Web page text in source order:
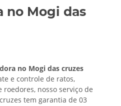
no Mogi das
no Mogi das cruzes
e controle de ratos,
roedores, nosso serviço de
tem garantia de 03